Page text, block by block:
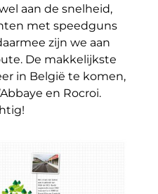
aan de snelheid,
met speedguns
zijn we aan
De makkelijkste
in België te komen,
en Rocroi.